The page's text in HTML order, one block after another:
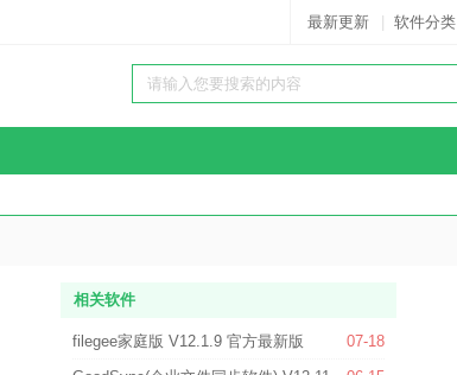
最新更新 软件分类
相关软件
07-18
filegee家庭版 V12.1.9 官方最新版